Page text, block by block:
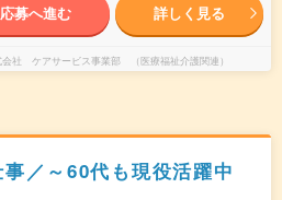
応募へ進む 詳しく見る
会社 ケアサービス事業部 （医療福祉介護関連）
／～60代も現役活躍中